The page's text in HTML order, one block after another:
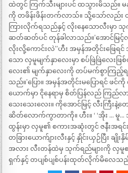
ထဲတွင် ကြက်သီးများပင် ထသွားမိသည်
ကို တဖိန်းဖိန်းတက်လာသ်။ သို့သော်လည်း တ
ကြားလိုက်ရသည်နှင့် လိုးနေသောလီးမှာ သုက်
ဆတ်ဆတ်ပင် တုန်ခါလာသည်။’အောင်မြ
လိုးလို့ကောင်းလဲ”ဟီး အမှန်အတိုင်းဖြေရင်
သော လှမူမျက်နှာလေးမှာ စပ်ဖြဲဖြဲလေးဖြ
လေး၏ မျက်နှာလေးကို တပ်မက်စွာကြည့်ရ
သည်။’ပြော။ အမှန်အတိုင်းမပြောရင် ဖ
ယောက်မှာ ငိုနေရာမှ စိတ်ပြန်လည် ကြည်
သေးသေးလေး။ ကိုအောင်မြင့် လီးကြီး
ဆိတ်လောက်ကွာတာကို။ ဟီး။ ‘ ‘အိုး … မူ
ထွန်းမှာ လှမူ၏ စကားအဆုံးတွင် ဇနီးအရ
တခြားယောက်ျားလီးနှင့် နှိုင်းယှဉ်ပြီး
အလား လီးတန်ထဲမှ သုက်ရည်များကို လှမူ
ရှက်နှင့် တပျစ်ပျစ်ပန်းထုတ်လိုက်မိလေသည်…..